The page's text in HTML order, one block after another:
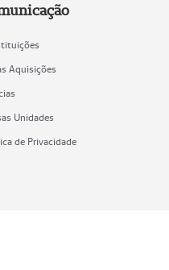
Aquisições
Unidades
de Privacidade